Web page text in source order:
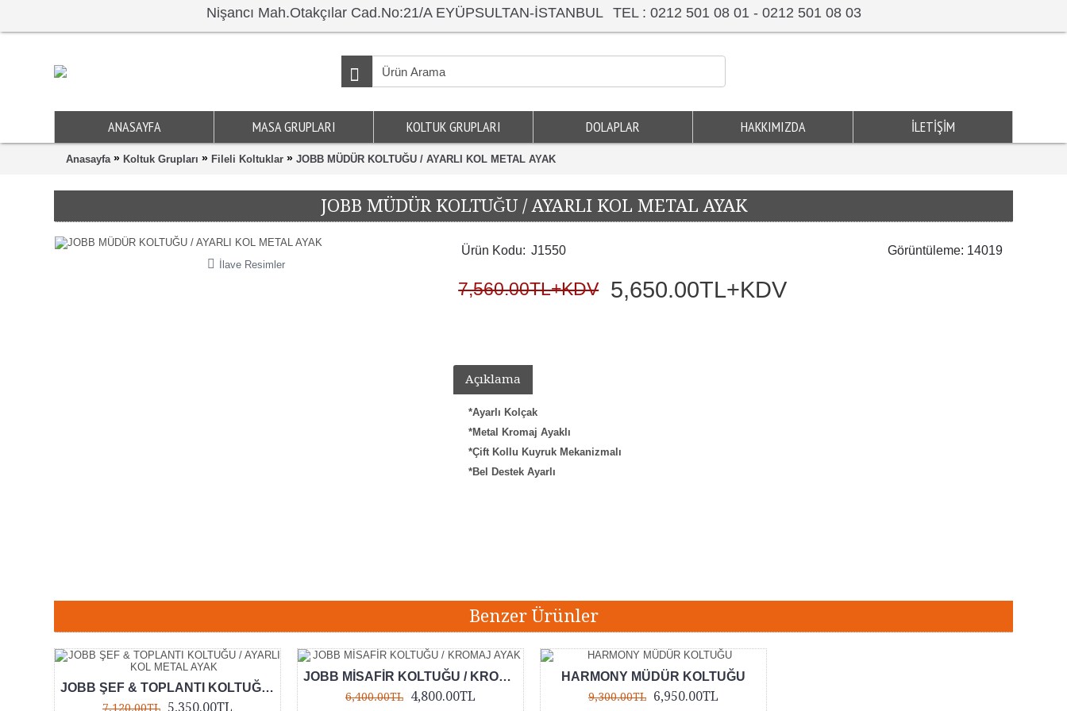
Nişancı Mah.Otakçılar Cad.No:21/A EYÜPSULTAN-İSTANBUL TEL : 0212 501 08 01 - 0212 501 08 03
ANASAYFA MASA GRUPLARI KOLTUK GRUPLARI DOLAPLAR HAKKIMIZDA İLETIŞIM
Anasayfa » Koltuk Grupları » Fileli Koltuklar » JOBB MÜDÜR KOLTUĞU / AYARLI KOL METAL AYAK
JOBB MÜDÜR KOLTUĞU / AYARLI KOL METAL AYAK
İlave Resimler
Görüntüleme: 14019
Ürün Kodu: J1550
7,560.00TL+KDV 5,650.00TL+KDV
Açıklama
*Ayarlı Kolçak
*Metal Kromaj Ayaklı
*Çift Kollu Kuyruk Mekanizmalı
*Bel Destek Ayarlı
Benzer Ürünler
JOBB ŞEF & TOPLANTI KOLTUĞU / AYARLI KOL METAL AYAK
7,120.00TL 5,350.00TL
JOBB MİSAFİR KOLTUĞU / KROMAJ AYAK
6,400.00TL 4,800.00TL
HARMONY MÜDÜR KOLTUĞU
9,300.00TL 6,950.00TL